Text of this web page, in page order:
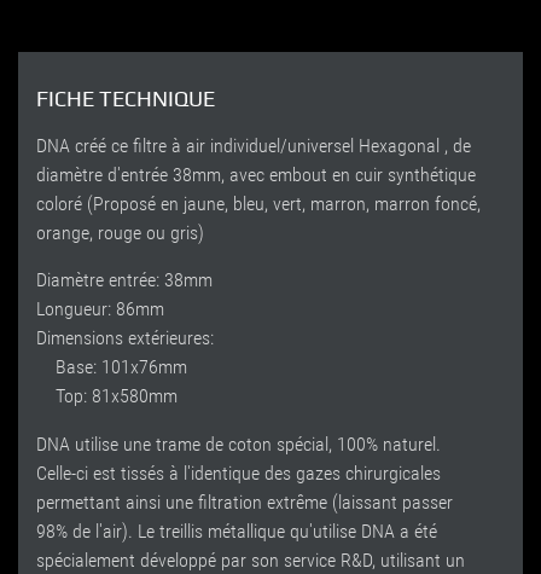
FICHE TECHNIQUE
DNA créé ce filtre à air individuel/universel Hexagonal , de
diamètre d'entrée 38mm, avec embout en cuir synthétique
coloré (Proposé en jaune, bleu, vert, marron, marron foncé,
orange, rouge ou gris)
Diamètre entrée: 38mm
Longueur: 86mm
Dimensions extérieures:
Base: 101x76mm
Top: 81x580mm
DNA utilise une trame de coton spécial, 100% naturel.
Celle-ci est tissés à l'identique des gazes chirurgicales
permettant ainsi une filtration extrême (laissant passer
98% de l'air). Le treillis métallique qu'utilise DNA a été
spécialement développé par son service R&D, utilisant un